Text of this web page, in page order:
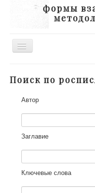
формы
Toggle
Участники
Научная работа
Как работать с сайтом
Контакты
Поиск по
Автор
Заглавие
Ключевые слова